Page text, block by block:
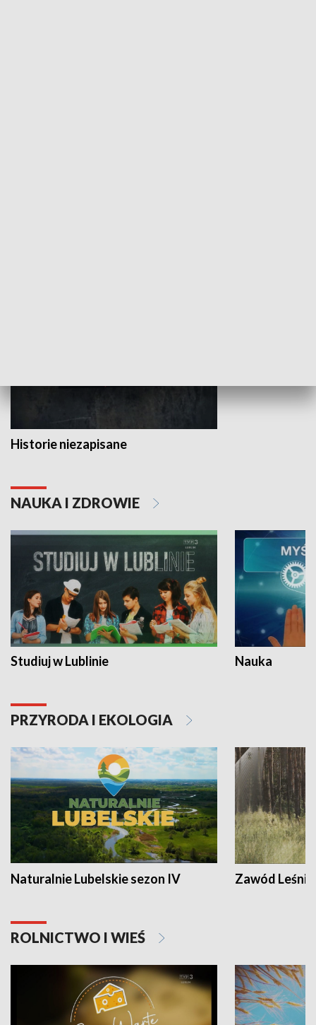
Historie niezapisane
NAUKA I ZDROWIE
Studiuj w Lublinie Nauka
PRZYRODA I EKOLOGIA
Naturalnie Lubelskie sezon IV Zawód Leśnik
ROLNICTWO I WIEŚ